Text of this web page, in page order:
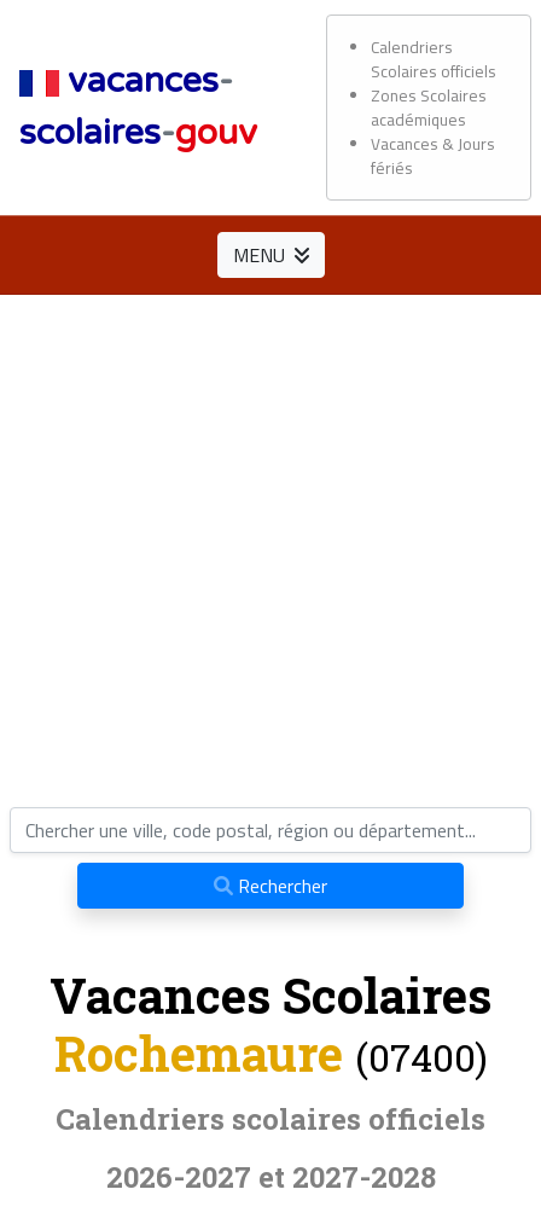
vacances-
scolaires-gouv
Calendriers
Scolaires officiels
Zones Scolaires
académiques
Vacances & Jours
fériés
MENU
Rechercher
Vacances Scolaires
Rochemaure (07400)
Calendriers scolaires officiels
2026-2027 et 2027-2028